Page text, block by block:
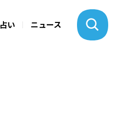
占い ニュース